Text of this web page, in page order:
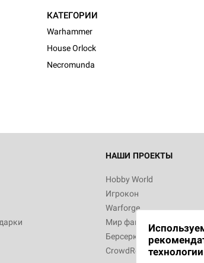
КАТЕГОРИИ
Warhammer
House Orlock
Necromunda
НАШИ ПРОЕКТЫ
Hobby World
Игрокон
Warforge
Мир фантастики
Берсерк
CrowdRepublicтехнологии